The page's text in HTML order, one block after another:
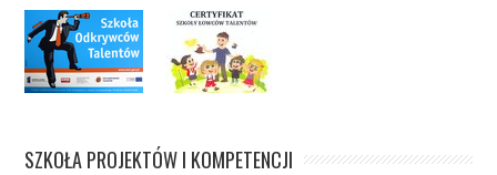
SZKOŁA PROJEKTÓW I KOMPETENCJI